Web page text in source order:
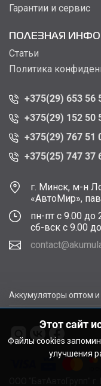
Гарантии и сервис
ПОЛЕЗНАЯ
Статьи
Политика
+375(29) 653 56
+375(29) 152 50
+375(29) 767 51
+375(25) 747 37
г. Минск, м-н
«АвтоМир»,
пн-пт с 9.00 до
сб-вск с 9.00
Аккумуляторы оптом и
ООО "БатАвтоГрупп"
Этот сайт
Файлы cookies
улучшения